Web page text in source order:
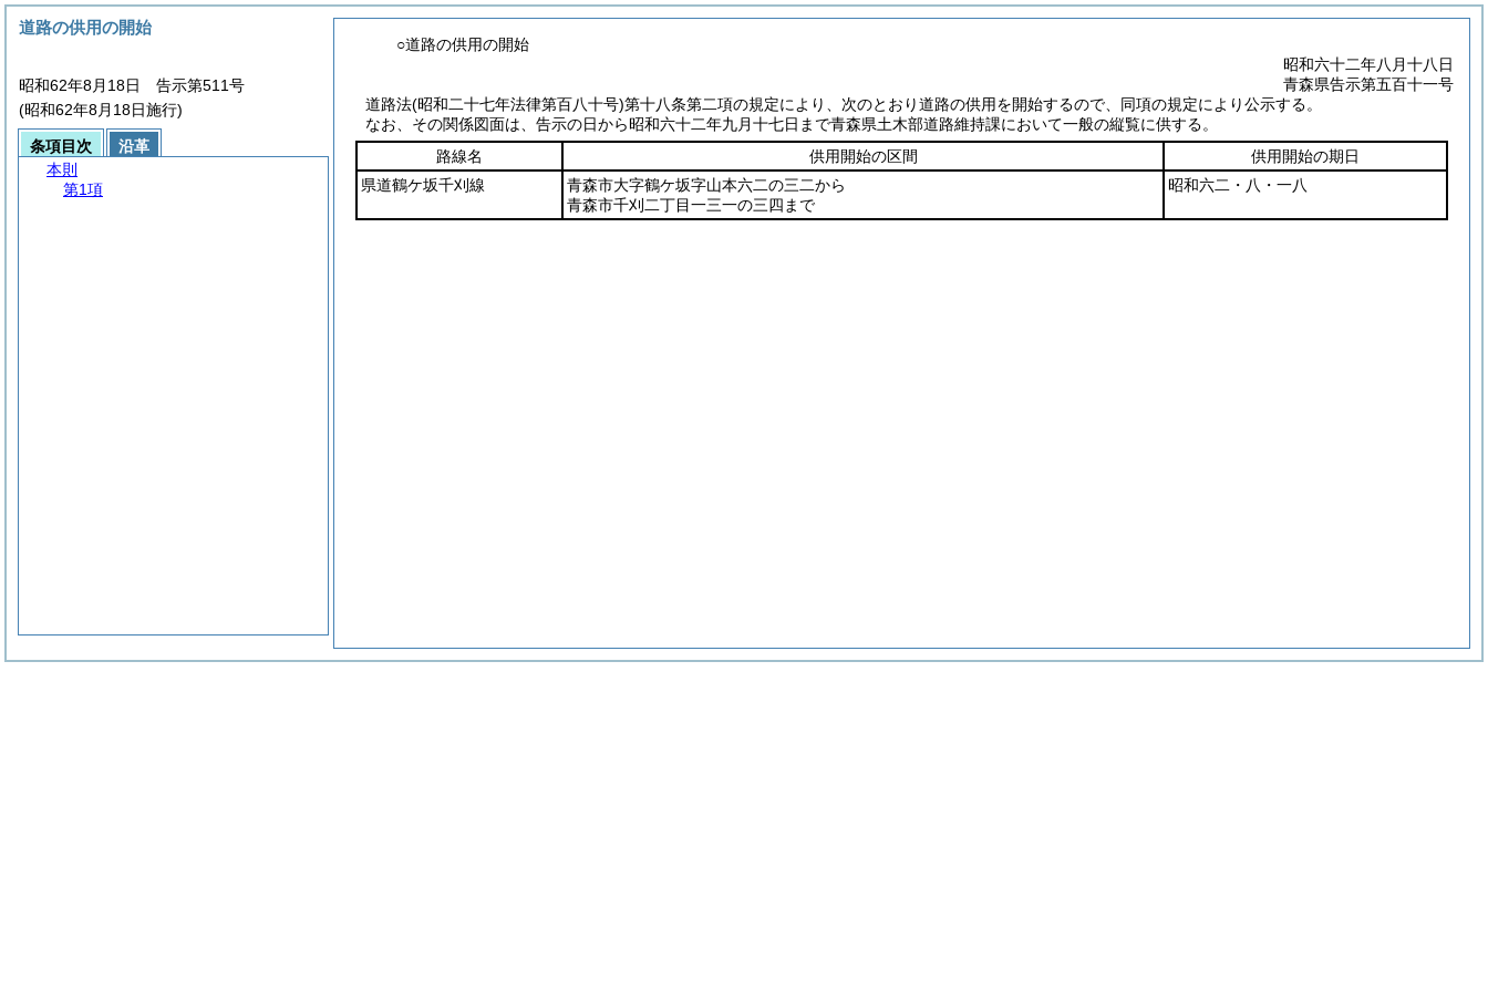
○道路の供用の開始
昭和六十二年八月十八日
青森県告示第五百十一号
道路法(昭和二十七年法律第百八十号)第十八条第二項の規定により、次のとおり道路の供用を開始するので、同項の規定により公示する。
なお、その関係図面は、告示の日から昭和六十二年九月十七日まで青森県土木部道路維持課において一般の縦覧に供する。
路線名
供用開始の区間
供用開始の期日
県道鶴ケ坂千刈線
青森市大字鶴ケ坂字山本六二の三二から
青森市千刈二丁目一三一の三四まで
昭和六二・八・一八
道路の供用の開始
昭和62年8月18日 告示第511号
(昭和62年8月18日施行)
条項目次
沿革
本則
第1項